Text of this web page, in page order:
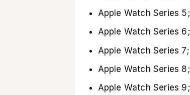
Apple Watch Series 5;
Apple Watch Series 6;
Apple Watch Series 7;
Apple Watch Series 8;
Apple Watch Series 9;